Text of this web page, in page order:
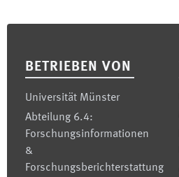
BETRIEBEN VON
Universität Münster
Abteilung 6.4:
Forschungsinformationen
&
Forschungsberichterstattung